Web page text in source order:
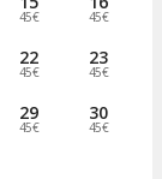
45€ 45€
22
45€
23
45€
29
45€
30
45€